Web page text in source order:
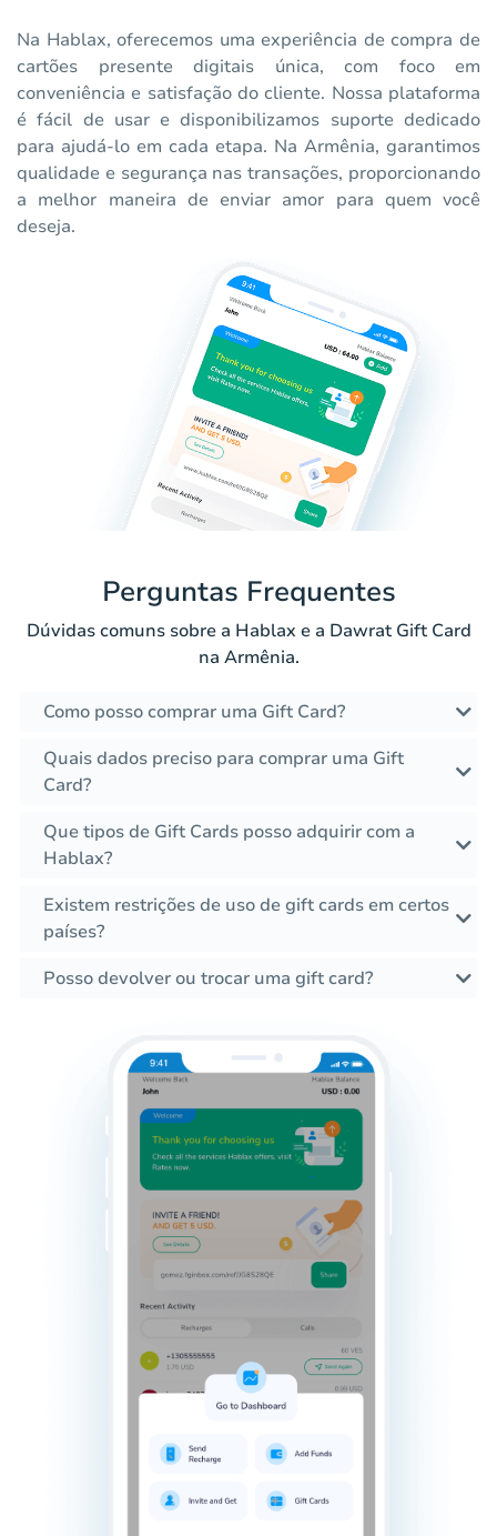
Na Hablax, oferecemos uma experiência de compra de
cartões presente digitais única, com foco em
conveniência e satisfação do cliente. Nossa plataforma
é fácil de usar e disponibilizamos suporte dedicado
para ajudá-lo em cada etapa. Na Armênia, garantimos
qualidade e segurança nas transações, proporcionando
a melhor maneira de enviar amor para quem você
deseja.
Perguntas Frequentes
Dúvidas comuns sobre a Hablax e a Dawrat Gift Card
na Armênia.
Como posso comprar uma Gift Card?
Quais dados preciso para comprar uma Gift
Card?
Que tipos de Gift Cards posso adquirir com a
Hablax?
Existem restrições de uso de gift cards em certos
países?
Posso devolver ou trocar uma gift card?